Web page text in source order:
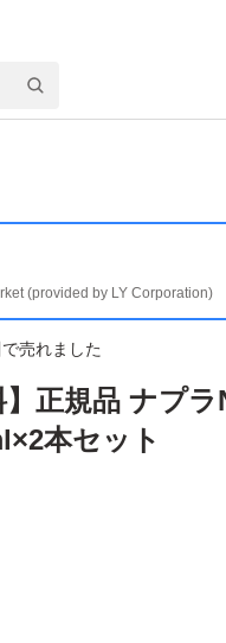
(provided by LY Corporation)
で売れました
】正規品 ナプ
本セット